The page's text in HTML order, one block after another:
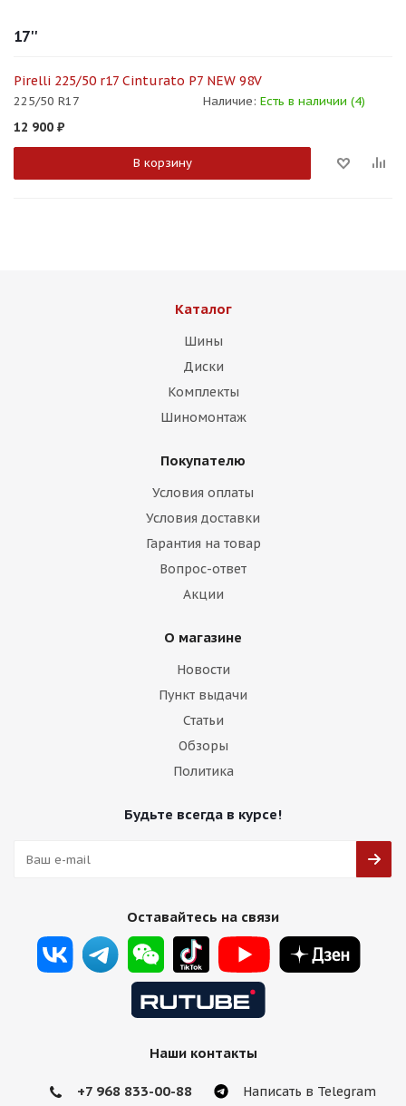
17''
Pirelli 225/50 r17 Cinturato P7 NEW 98V
225/50 R17 Наличие: Есть в наличии (4)
12 900 ₽
В корзину
Каталог
Шины
Диски
Комплекты
Шиномонтаж
Покупателю
Условия оплаты
Условия доставки
Гарантия на товар
Вопрос-ответ
Акции
О магазине
Новости
Пункт выдачи
Статьи
Обзоры
Политика
Будьте всегда в курсе!
Оставайтесь на связи
Наши контакты
+7 968 833-00-88 Написать в Telegram